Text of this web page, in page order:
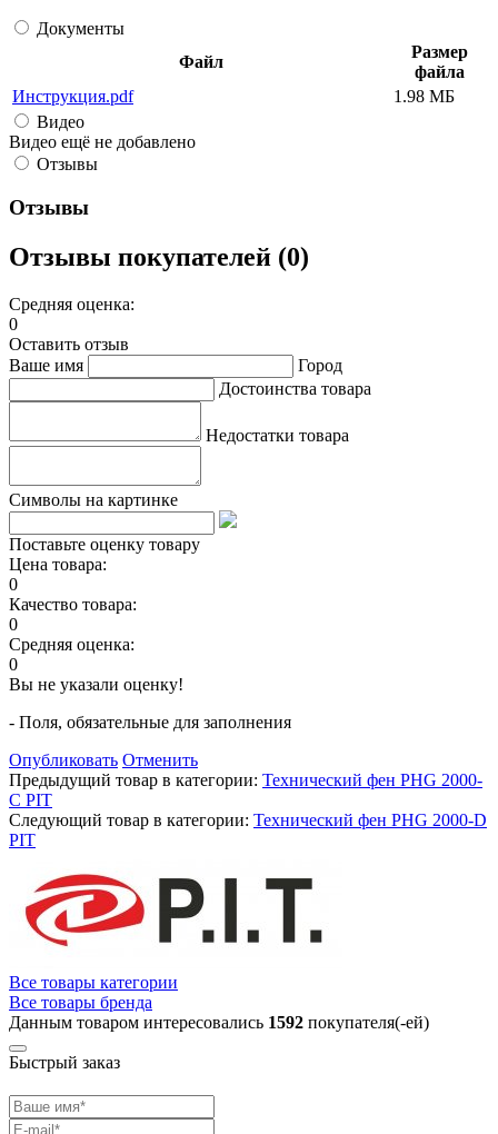
Документы
Файл
Размер
файла
Инструкция.pdf
1.98 МБ
Видео
Видео ещё не добавлено
Отзывы
Отзывы
Отзывы покупателей (0)
Средняя оценка:
0
Оставить отзыв
Ваше имя
Город
Достоинства товара
Недостатки товара
Символы на картинке
Поставьте оценку товару
Цена товара:
0
Качество товара:
0
Средняя оценка:
0
Вы не указали оценку!
- Поля, обязательные для заполнения
Опубликовать Отменить
Предыдущий товар в категории: Технический фен PHG 2000-
C PIT
Следующий товар в категории: Технический фен PHG 2000-D
PIT
Все товары категории
Все товары бренда
Данным товаром интересовались 1592 покупателя(-ей)
Быстрый заказ